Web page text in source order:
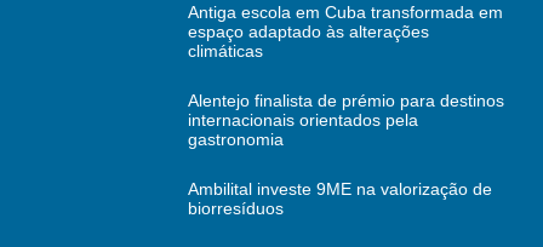
Antiga escola em Cuba transformada em
espaço adaptado às alterações
climáticas
Alentejo finalista de prémio para destinos
internacionais orientados pela
gastronomia
Ambilital investe 9ME na valorização de
biorresíduos